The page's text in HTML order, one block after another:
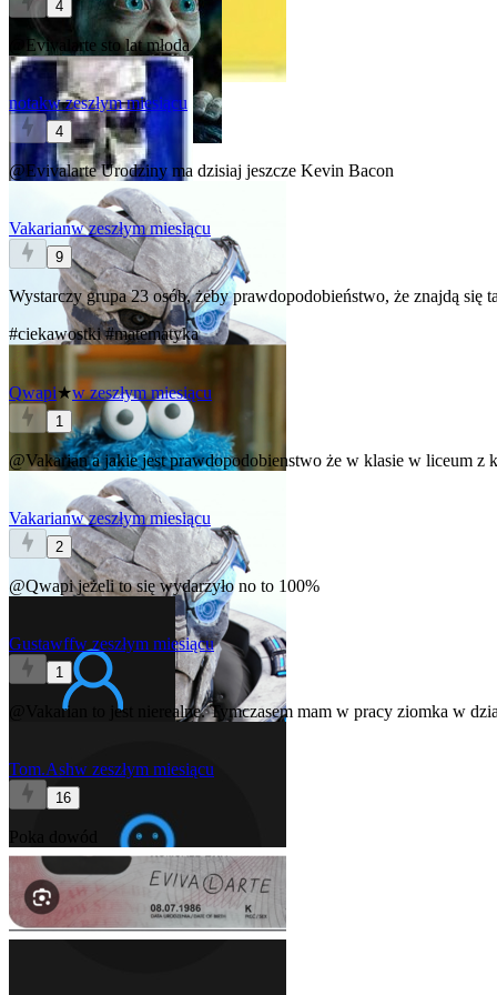
4
@Evivalarte sto lat młoda
notakw zeszłym miesiącu
4
@EvivalarteUrodziny ma dzisiaj jeszcze Kevin Bacon
Vakarianw zeszłym miesiącu
9
Wystarczy grupa 23 osób, żeby prawdopodobieństwo, że znajdą się
#ciekawostki #matematyka
Qwapi★w zeszłym miesiącu
1
@Vakariana jakie jest prawdopodobienstwo że w klasie w liceum z
Vakarianw zeszłym miesiącu
2
@Qwapijeżeli to się wydarzyło no to 100%
Gustawffw zeszłym miesiącu
1
@Vakarian to jest nierealne. Tymczasem mam w pracy ziomka w
Tom.Ashw zeszłym miesiącu
16
Poka dowód